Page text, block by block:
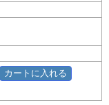
カートに入れる